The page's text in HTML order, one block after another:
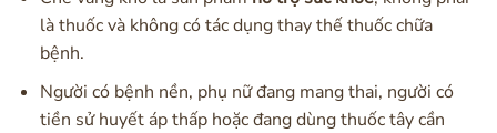
là thuốc và không có tác dụng thay thế thuốc chữa
bệnh.
Người có bệnh nền, phụ nữ đang mang thai, người có
tiền sử huyết áp thấp hoặc đang dùng thuốc tây cần